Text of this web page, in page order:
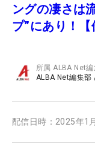
ングの凄さは
プ”にあり！【
所属ALBA Net編
ALBA Net編集部
配信日時： 2025年1